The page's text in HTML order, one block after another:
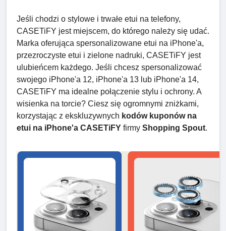
Jeśli chodzi o stylowe i trwałe etui na telefony,
CASETiFY jest miejscem, do którego należy się udać.
Marka oferująca spersonalizowane etui na iPhone'a,
przezroczyste etui i zielone nadruki, CASETiFY jest
ulubieńcem każdego. Jeśli chcesz spersonalizować
swojego iPhone'a 12, iPhone'a 13 lub iPhone'a 14,
CASETiFY ma idealne połączenie stylu i ochrony. A
wisienka na torcie? Ciesz się ogromnymi zniżkami,
korzystając z ekskluzywnych kodów kuponów na
etui na iPhone'a CASETiFY firmy Shopping Spout.